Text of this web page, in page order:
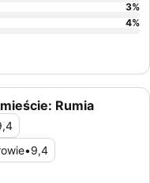
Rumia
•9,4
3%
4%